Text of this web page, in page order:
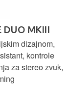
DUO MKIII
dizajnom,
kontrole
za stereo zvuk,